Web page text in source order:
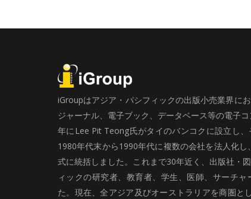
iGroupはアジア・パシフィックの出版小売業界に
ジャーナル、電子ブック、データベース等の電子
年にLee Pit Teong氏がタイのバンコクに設立し、
1980年代末から1990年代に複数の会社を法人化
式に統括しました。これまで30年近く、出版社・
ィックの研究者、教育者、学生、医師、サーチ
た。現在、全アジア及びオーストラリアを商圏と